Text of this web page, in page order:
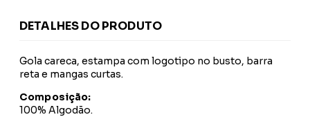
DETALHES DO PRODUTO
Gola careca, estampa com logotipo no busto, barra
reta e mangas curtas.
Composição:
100% Algodão.